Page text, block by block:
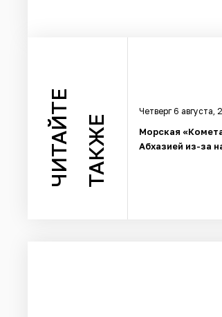
ЧИТАЙТЕ ТАКЖЕ
Четверг 6 августа,
Морская
Абхазией из-за